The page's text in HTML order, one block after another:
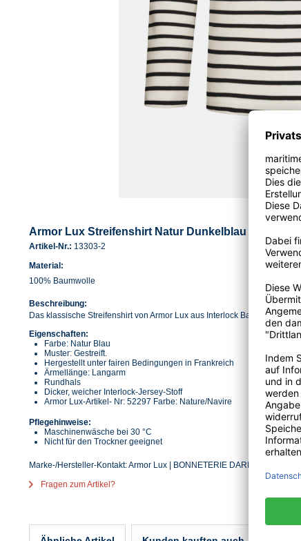
Armor Lux Streifenshirt Natur Dunkelblau Gestreift
Artikel-Nr.: 13303-2
Material:
100% Baumwolle
Beschreibung:
Das klassische Streifenshirt von Armor Lux aus Interlock Baumwolle.
Eigenschaften:
Farbe: Natur Blau
Muster: Gestreift.
Hergestellt unter fairen Bedingungen in Frankreich
Ärmellänge: Langarm
Rundhals
Dicker, weicher Interlock-Jersey-Stoff
Armor Lux-Artikel- Nr: 52297 Farbe: Nature/Navire
Pflegehinweise:
Maschinenwäsche bei 30 °C
Nicht für den Trockner geeignet
Marke-/Hersteller-Kontakt: Armor Lux | BONNETERIE DARMOR | 21/
Fragen zum Artikel?